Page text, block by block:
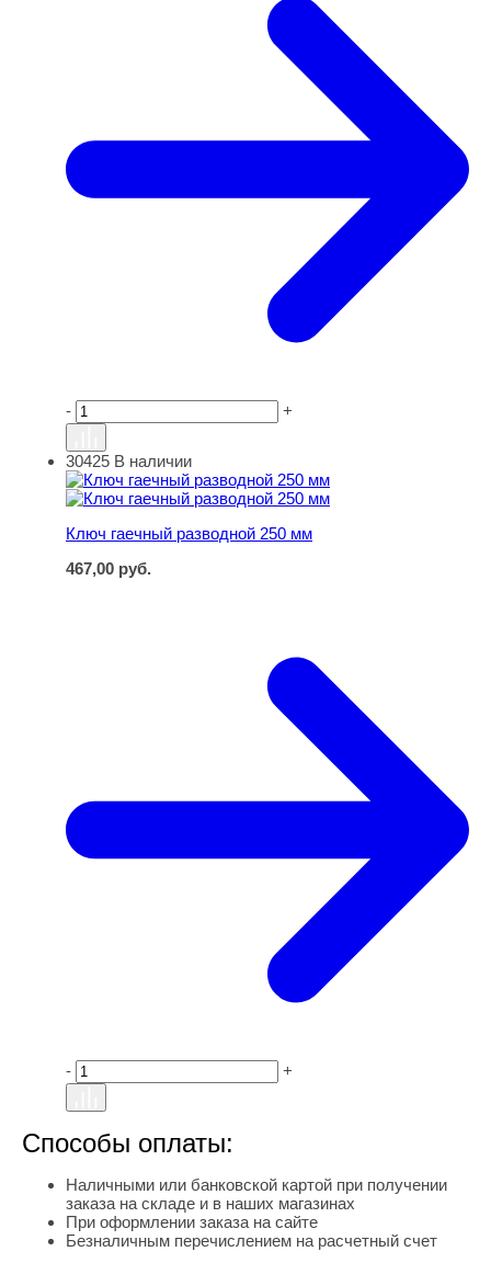
- +
Ключ гаечный разводной 250 мм
30425 В наличии
Ключ гаечный разводной 250 мм
467,00 руб.
- +
Способы оплаты:
Наличными или банковской картой при получении
заказа на складе и в наших магазинах
При оформлении заказа на сайте
Безналичным перечислением на расчетный счет